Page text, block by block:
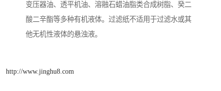
变压器油、透平机油、溶融石蜡油脂类合成树脂、癸二
酸二辛酯等多种有机液体。过滤纸不适用于过滤水或其
他无机性液体的悬浊液。
http://www.jinghu8.com